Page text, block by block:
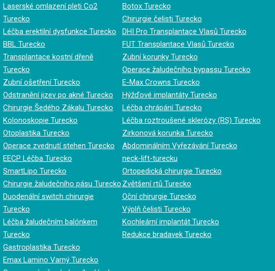
Laserské omlazení pleti Co2
Turecko
Léčba erektilní dysfunkce Turecko
BBL Turecko
Transplantace kostní dřeně
Turecko
Zubní ošetření Turecko
Odstranění jizev po akné Turecko
Chirurgie Šedého Zákalu Turecko
Kolonoskopie Turecko
Otoplastika Turecko
Operace zvednutí stehen Turecko
EECP Léčba Turecko
SmartLipo Turecko
Chirurgie žaludečního pásu Turecko
Duodenální switch chirurgie
Turecko
Léčba žaludečním balónkem
Turecko
Gastroplastika Turecko
Emax Lamino Varný Turecko
Botox Turecko
Chirurgie čelisti Turecko
DHI Pro Transplantace Vlasů Turecko
FUT Transplantace Vlasů Turecko
Zubní korunky Turecko
Operace žaludečního bypassu Turecko
E-Max Crowns Turecko
Hýžďové implantáty Turecko
Léčba chrápání Turecko
Léčba roztroušené sklerózy (RS) Turecko
Zirkonová korunka Turecko
Abdominálním Vyřezávání Turecko
neck-lift-turecku
Ortopedická chirurgie Turecko
Zvětšení rtů Turecko
Oční chirurgie Turecko
Výplň čelisti Turecko
Kochleární implantát Turecko
Redukce bradavek Turecko